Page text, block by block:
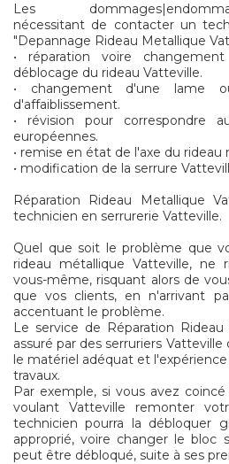
Les
nécessitant de contacter un
"Depannage Rideau Metallique
• réparation voire
déblocage du rideau Vatteville.
• changement d'une lame
d'affaiblissement.
• révision pour correspondre
européennes.
• remise en état de l'axe du
• modification de la serrure
Réparation Rideau Metallique
technicien en serrurerie Vatteville.
Quel que soit le problème que
rideau métallique Vatteville, ne
vous-même, risquant alors de
que vos clients, en n'arrivant
accentuant le problème.
Le service de Réparation
assuré par des serruriers
le matériel adéquat et
travaux.
Par exemple, si vous avez
voulant Vatteville remonter
technicien pourra la débloquer
approprié, voire changer le bloc
peut être débloqué, suite à ses